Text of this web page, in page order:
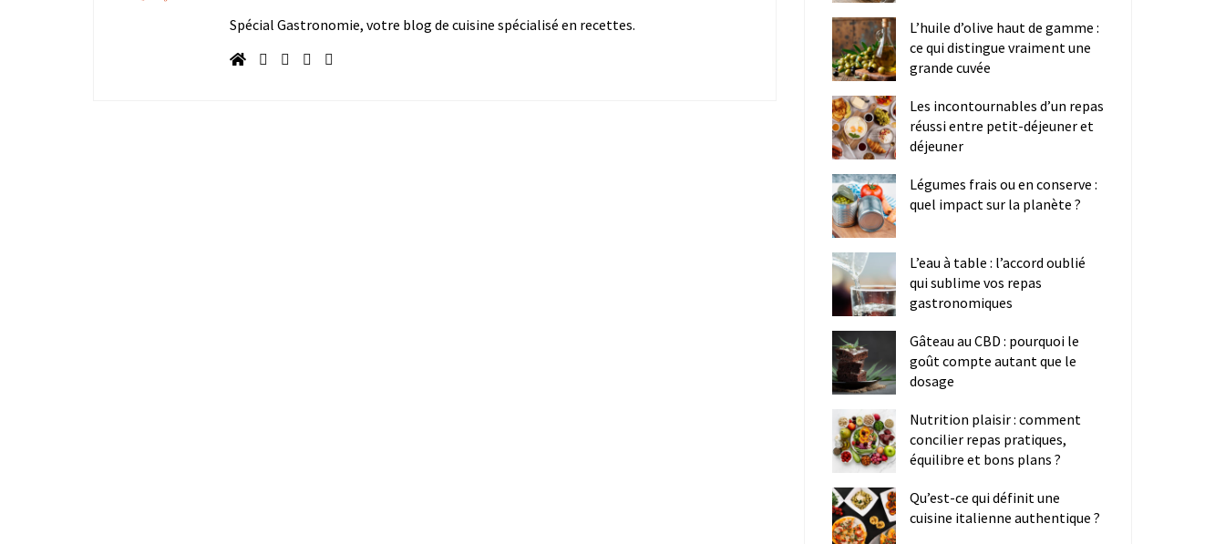
Spécial Gastronomie, votre blog de cuisine spécialisé en recettes.
L’huile d’olive haut de gamme :
ce qui distingue vraiment une
grande cuvée
Les incontournables d’un repas
réussi entre petit-déjeuner et
déjeuner
Légumes frais ou en conserve :
quel impact sur la planète ?
L’eau à table : l’accord oublié
qui sublime vos repas
gastronomiques
Gâteau au CBD : pourquoi le
goût compte autant que le
dosage
Nutrition plaisir : comment
concilier repas pratiques,
équilibre et bons plans ?
Qu’est-ce qui définit une
cuisine italienne authentique ?